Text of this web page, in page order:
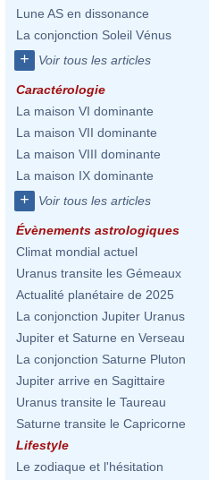
Lune AS en dissonance
La conjonction Soleil Vénus
+ Voir tous les articles
Caractérologie
La maison VI dominante
La maison VII dominante
La maison VIII dominante
La maison IX dominante
+ Voir tous les articles
Évènements astrologiques
Climat mondial actuel
Uranus transite les Gémeaux
Actualité planétaire de 2025
La conjonction Jupiter Uranus
Jupiter et Saturne en Verseau
La conjonction Saturne Pluton
Jupiter arrive en Sagittaire
Uranus transite le Taureau
Saturne transite le Capricorne
Lifestyle
Le zodiaque et l'hésitation